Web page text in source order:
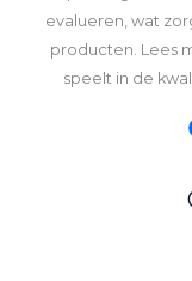
evalueren, wat
producten. Lees
speelt in de